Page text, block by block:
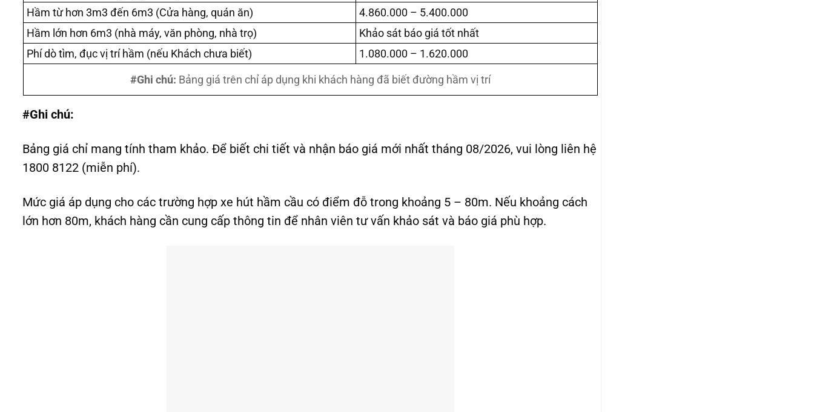
Hầm từ hơn 3m3 đến 6m3 (Cửa hàng, quán ăn)
4.860.000 – 5.400.000
Hầm lớn hơn 6m3 (nhà máy, văn phòng, nhà trọ)
Khảo sát báo giá tốt nhất
Phí dò tìm, đục vị trí hầm (nếu Khách chưa biết)
1.080.000 – 1.620.000
#Ghi chú: Bảng giá trên chỉ áp dụng khi khách hàng đã biết đường hầm vị trí
#Ghi chú:
Bảng giá chỉ mang tính tham khảo. Để biết chi tiết và nhận báo giá mới nhất tháng 08/2026, vui lòng liên hệ
1800 8122 (miễn phí).
Mức giá áp dụng cho các trường hợp xe hút hầm cầu có điểm đỗ trong khoảng 5 – 80m. Nếu khoảng cách
lớn hơn 80m, khách hàng cần cung cấp thông tin để nhân viên tư vấn khảo sát và báo giá phù hợp.